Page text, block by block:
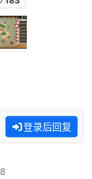
登录后回复